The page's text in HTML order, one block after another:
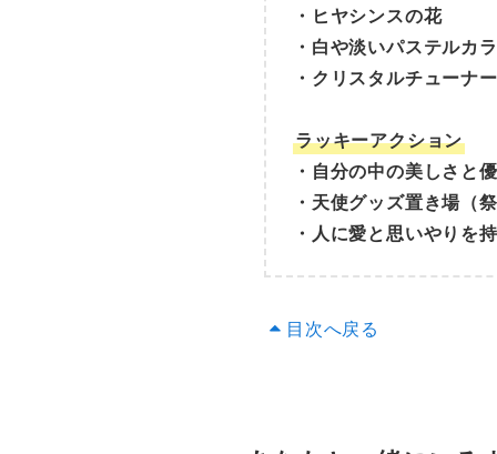
・ヒヤシンスの花
・白や淡いパステルカ
・クリスタルチューナー
ラッキーアクション
・自分の中の美しさと
・天使グッズ置き場（
・人に愛と思いやりを
目次へ戻る